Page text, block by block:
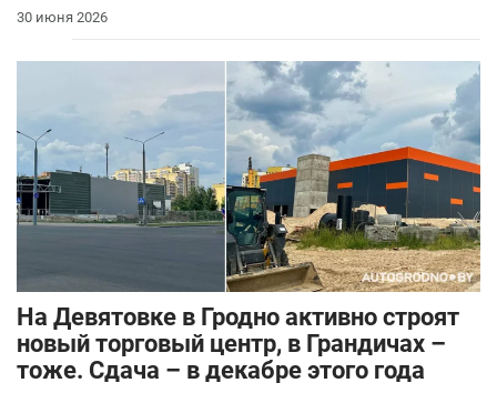
30 июня 2026
На Девятовке в Гродно активно строят
новый торговый центр, в Грандичах –
тоже. Сдача – в декабре этого года